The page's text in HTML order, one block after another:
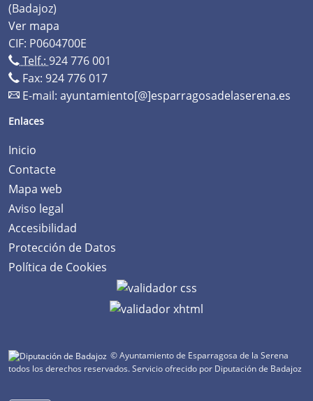
(Badajoz)
Ver mapa
CIF: P0604700E
Telf.: 924 776 001
Fax: 924 776 017
E-mail: ayuntamiento[@]esparragosadelaserena.es
Enlaces
Inicio
Contacte
Mapa web
Aviso legal
Accesibilidad
Protección de Datos
Política de Cookies
© Ayuntamiento de Esparragosa de la Serena
todos los derechos reservados.Servicio ofrecido por Diputación de Badajoz